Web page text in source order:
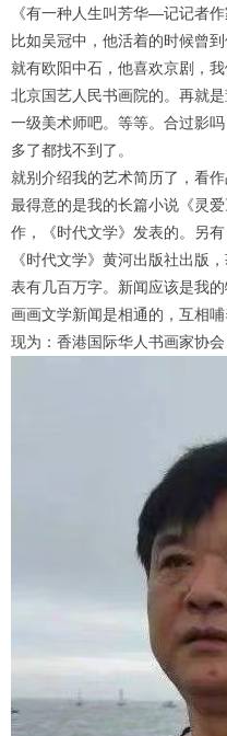
《有一种人生叫芳华—记记者
比如吴冠中，他活着的时候曾
就有欧阳中石，他喜欢京剧，
北京国艺人民书画院的。再就
一级美术师吧。等等。合过影
多了都找不到了。
就别介绍我的艺术简历了，看
最得意的是我的长篇小说《灵
作，《时代文学》发表的。另
《时代文学》黄河出版社出版
表有几百万字。新闻应该是我
画画文学新闻是相通的，互相
现为： 香港国际华人书画家协会